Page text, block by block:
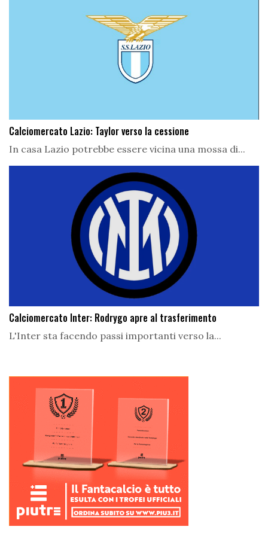
Calciomercato Lazio: Taylor verso la cessione
In casa Lazio potrebbe essere vicina una mossa di...
Calciomercato Inter: Rodrygo apre al trasferimento
L'Inter sta facendo passi importanti verso la...